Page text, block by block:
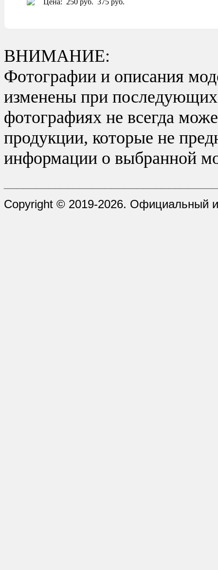
Цена: 250 руб. 375 руб.
ВНИМАНИЕ:
Фотографии и описания
изменены при последующих
фотографиях не всегда
продукции, которые не
информации о выбранной
Copyright © 2019-2026. Официальный